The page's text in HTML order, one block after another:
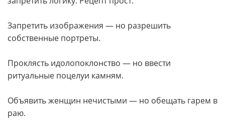
Запретить изображения — но разрешить
собственные портреты.
Проклясть идолопоклонство — но ввести
ритуальные поцелуи камням.
Объявить женщин нечистыми — но обещать гарем в
раю.